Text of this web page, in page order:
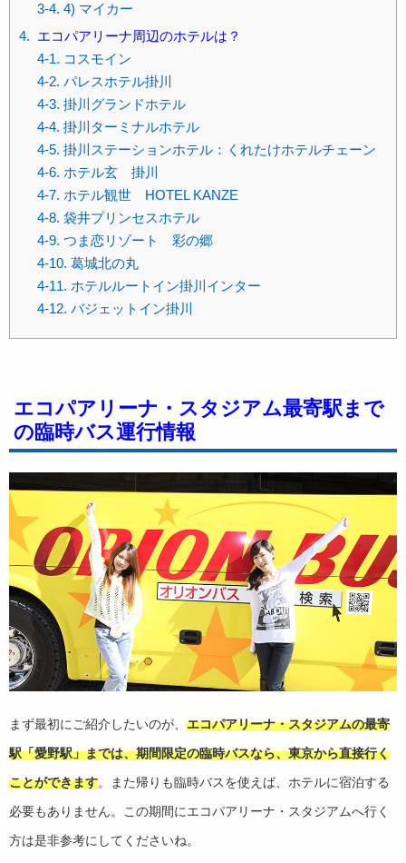
3-4. 4) マイカー
4. エコパアリーナ周辺のホテルは？
4-1. コスモイン
4-2. パレスホテル掛川
4-3. 掛川グランドホテル
4-4. 掛川ターミナルホテル
4-5. 掛川ステーションホテル：くれたけホテルチェーン
4-6. ホテル玄 掛川
4-7. ホテル観世 HOTEL KANZE
4-8. 袋井プリンセスホテル
4-9. つま恋リゾート 彩の郷
4-10. 葛城北の丸
4-11. ホテルルートイン掛川インター
4-12. バジェットイン掛川
エコパアリーナ・スタジアム最寄駅まで
の臨時バス運行情報
まず最初にご紹介したいのが、 エコパアリーナ・スタジアムの最寄
駅「愛野駅」までは、期間限定の臨時バスなら、東京から直接行く
ことができます。また帰りも臨時バスを使えば、ホテルに宿泊する
必要もありません。この期間にエコパアリーナ・スタジアムへ行く
方は是非参考にしてくださいね。